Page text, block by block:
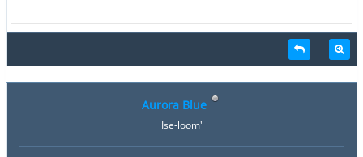
Aurora Blue
Ise-loom'